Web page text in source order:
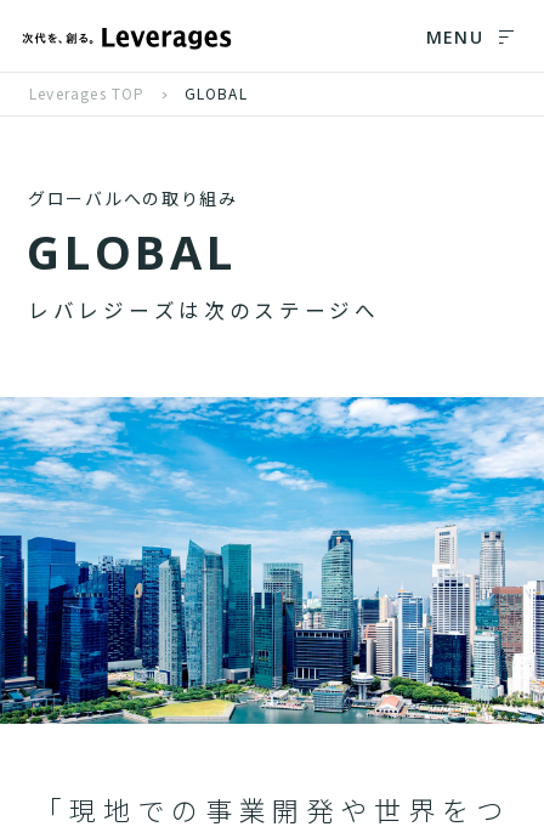
MENU
Leverages TOP GLOBAL
グローバルへの取り組み
GLOBAL
レ バ レ ジ ー ズ は 次 の ス テ ー ジ へ
「現地での事業開発や世界をつ